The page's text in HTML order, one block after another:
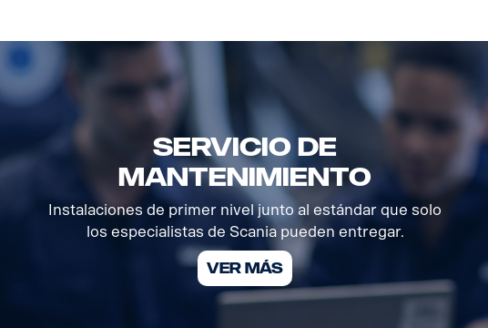
SERVICIO DE
MANTENIMIENTO
Instalaciones de primer nivel junto al estándar que solo
los especialistas de Scania pueden entregar.
VER MÁS